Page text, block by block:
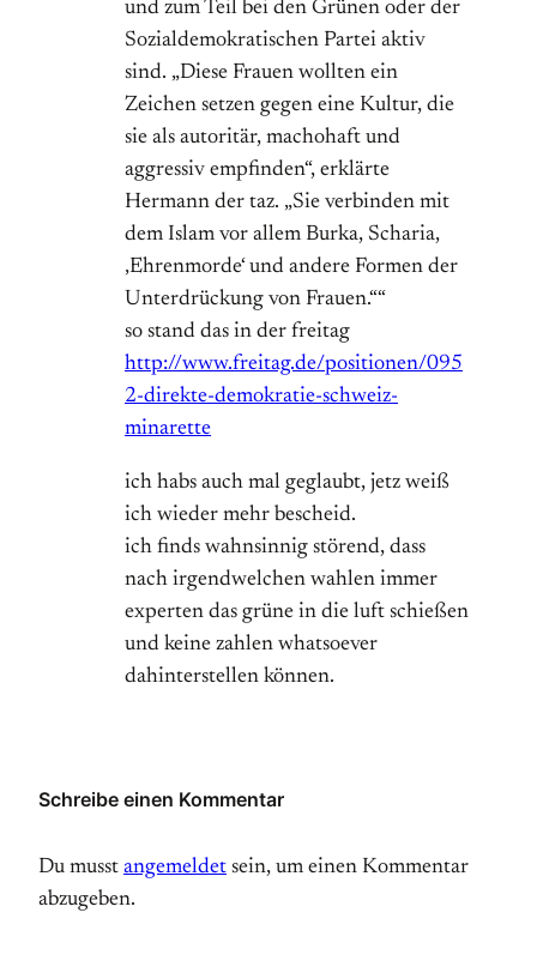
und zum Teil bei den Grünen oder der
Sozialdemokratischen Partei aktiv
sind. „Diese Frauen wollten ein
Zeichen setzen gegen eine Kultur, die
sie als autoritär, machohaft und
aggressiv empfinden“, erklärte
Hermann der taz. „Sie verbinden mit
dem Islam vor allem Burka, Scharia,
‚Ehrenmorde‘ und andere Formen der
Unterdrückung von Frauen.““
so stand das in der freitag
http://www.freitag.de/positionen/095
2-direkte-demokratie-schweiz-
minarette
ich habs auch mal geglaubt, jetz weiß
ich wieder mehr bescheid.
ich finds wahnsinnig störend, dass
nach irgendwelchen wahlen immer
experten das grüne in die luft schießen
und keine zahlen whatsoever
dahinterstellen können.
Schreibe einen Kommentar
Du musst angemeldet sein, um einen Kommentar
abzugeben.